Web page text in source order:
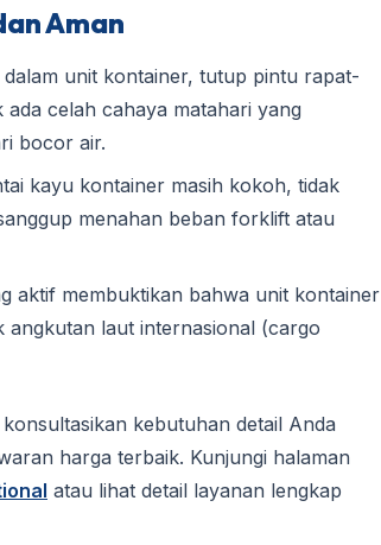
Aman
unit kontainer, tutup pintu rapat-
celah cahaya matahari yang
bocor air.
kayu kontainer masih kokoh, tidak
menahan beban forklift atau
aktif membuktikan bahwa unit kontainer
laut internasional (cargo
kebutuhan detail Anda
harga terbaik. Kunjungi halaman
atau lihat detail layanan lengkap